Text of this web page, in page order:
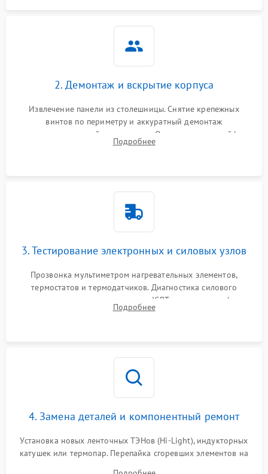
2. Демонтаж и вскрытие корпуса
Извлечение панели из столешницы. Снятие крепежных
винтов по периметру и аккуратный демонтаж
стеклокерамической поверхности. Отсоединение шлейфов
сенсорного блока для доступа к силовым платам, катушкам
Подробнее
3. Тестирование электронных и силовых узлов
Прозвонка мультиметром нагревательных элементов,
термостатов и термодатчиков. Диагностика силового
модуля, реле, диодных мостов и IGBT-транзисторов (для
индукции). Проверка кранов и газ-контроля (для газовых
Подробнее
4. Замена деталей и компонентный ремонт
Установка новых ленточных ТЭНов (Hi-Light), индукторных
катушек или термопар. Перепайка сгоревших элементов на